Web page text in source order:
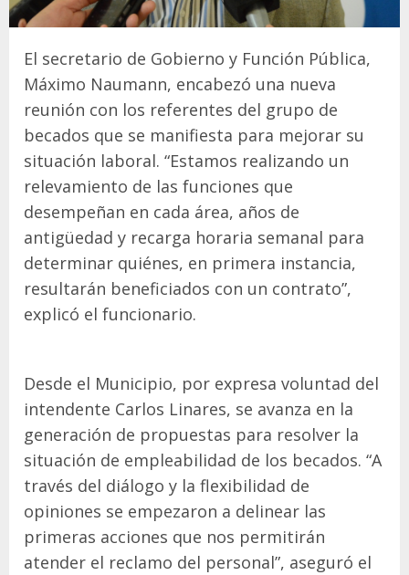
El secretario de Gobierno y Función Pública,
Máximo Naumann, encabezó una nueva
reunión con los referentes del grupo de
becados que se manifiesta para mejorar su
situación laboral. “Estamos realizando un
relevamiento de las funciones que
desempeñan en cada área, años de
antigüedad y recarga horaria semanal para
determinar quiénes, en primera instancia,
resultarán beneficiados con un contrato”,
explicó el funcionario.
Desde el Municipio, por expresa voluntad del
intendente Carlos Linares, se avanza en la
generación de propuestas para resolver la
situación de empleabilidad de los becados. “A
través del diálogo y la flexibilidad de
opiniones se empezaron a delinear las
primeras acciones que nos permitirán
atender el reclamo del personal”, aseguró el